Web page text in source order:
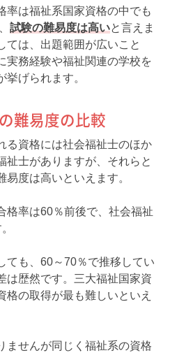
率は福祉系国家資格の中でも
試験の難易度は高いと言えま
ては、出題範囲が広いこと
実務経験や福祉関連の学校を
げられます。
難易度の比較
る資格には社会福祉士のほか
祉士がありますが、それらと
度は高いといえます。
格率は60％前後で、社会福祉
ても、60～70％で推移してい
は歴然です。三大福祉国家資
格の取得が最も難しいといえ
ませんが同じく福祉系の資格